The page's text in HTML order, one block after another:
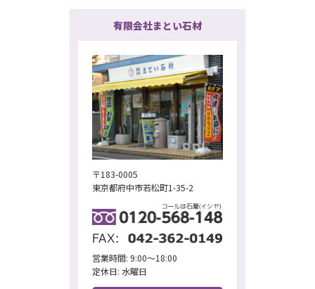
有限会社まとい石材
〒183-0005
東京都府中市若松町1-35-2
営業時間: 9:00～18:00
定休日: 水曜日